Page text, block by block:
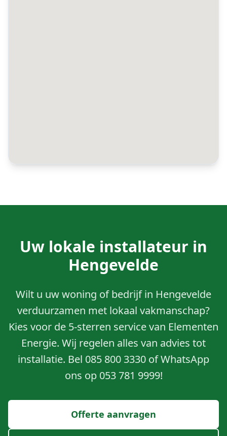
Uw lokale installateur in
Hengevelde
Wilt u uw woning of bedrijf in Hengevelde
verduurzamen met lokaal vakmanschap?
Kies voor de 5-sterren service van Elementen
Energie. Wij regelen alles van advies tot
installatie. Bel 085 800 3330 of WhatsApp
ons op 053 781 9999!
Offerte aanvragen